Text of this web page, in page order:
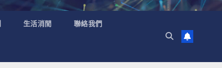
生活消閒 聯絡我們